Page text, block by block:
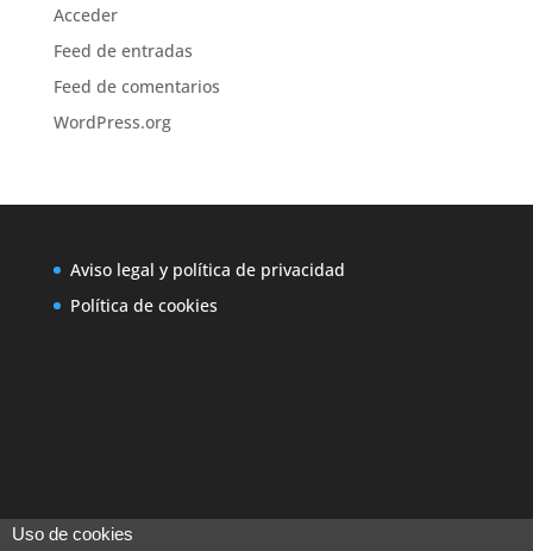
Acceder
Feed de entradas
Feed de comentarios
WordPress.org
Aviso legal y política de privacidad
Política de cookies
Uso de cookies